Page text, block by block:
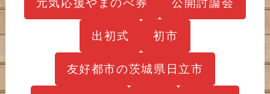
出初式 初市
友好都市の茨城県日立市